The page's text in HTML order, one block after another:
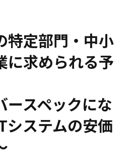
特定部門・中小
に求められる予
ースペックにな
システムの安価